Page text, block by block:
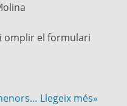
omplir el formulari
Llegeix més»